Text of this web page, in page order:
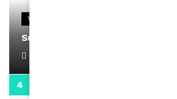
VIDEOS
Support Black Business Wee-kend